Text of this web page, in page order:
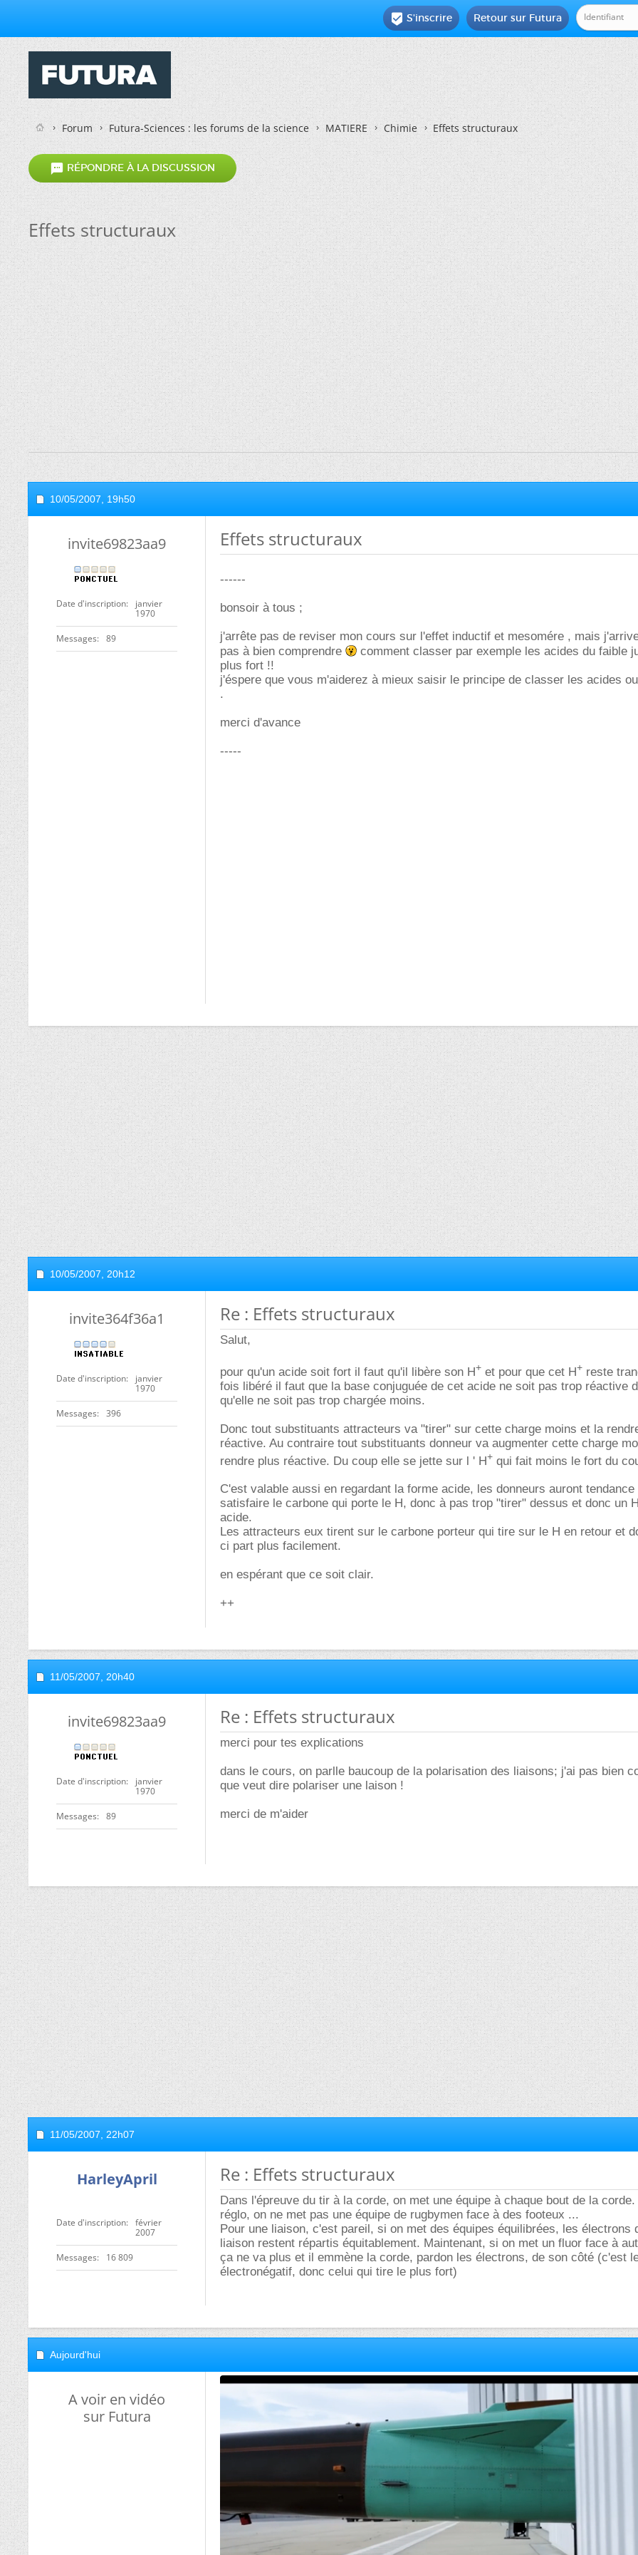
Retour sur Futura
 S'inscrire
Forum Futura-Sciences : les forums de la science MATIERE Chimie Effets structuraux
 RÉPONDRE À LA DISCUSSION
Effets structuraux
10/05/2007, 19h50
invite69823aa9
Date d'inscription
janvier
1970
Messages 89
Effets structuraux
------
bonsoir à tous ;
j'arrête pas de reviser mon cours sur l'effet inductif et mesomére , mais
pas à bien comprendre
comment classer par exemple les acides du faible
plus fort !!
j'éspere que vous m'aiderez à mieux saisir le principe de classer les acides
.
merci d'avance
-----
10/05/2007, 20h12
invite364f36a1
Date d'inscription
janvier
1970
Messages 396
Re : Effets structuraux
Salut,
pour qu'un acide soit fort il faut qu'il libère son H+ et pour que cet H+ reste
fois libéré il faut que la base conjuguée de cet acide ne soit pas trop réactive
qu'elle ne soit pas trop chargée moins.
Donc tout substituants attracteurs va "tirer" sur cette charge moins et la
réactive. Au contraire tout substituants donneur va augmenter cette charge
rendre plus réactive. Du coup elle se jette sur l ' H+ qui fait moins le fort du
C'est valable aussi en regardant la forme acide, les donneurs auront tendance
satisfaire le carbone qui porte le H, donc à pas trop "tirer" dessus et donc un
acide.
Les attracteurs eux tirent sur le carbone porteur qui tire sur le H en retour et
ci part plus facilement.
en espérant que ce soit clair.
++
11/05/2007, 20h40
invite69823aa9
Date d'inscription
janvier
1970
Messages 89
Re : Effets structuraux
merci pour tes explications
dans le cours, on parlle baucoup de la polarisation des liaisons; j'ai pas bien
que veut dire polariser une laison !
merci de m'aider
11/05/2007, 22h07
HarleyApril
Date d'inscription
février
2007
Messages 16 809
Re : Effets structuraux
Dans l'épreuve du tir à la corde, on met une équipe à chaque bout de la
réglo, on ne met pas une équipe de rugbymen face à des footeux ...
Pour une liaison, c'est pareil, si on met des équipes équilibrées, les électrons
liaison restent répartis équitablement. Maintenant, si on met un fluor face à
ça ne va plus et il emmène la corde, pardon les électrons, de son côté (c'est
électronégatif, donc celui qui tire le plus fort)
Aujourd'hui
A voir en vidéo
sur Futura